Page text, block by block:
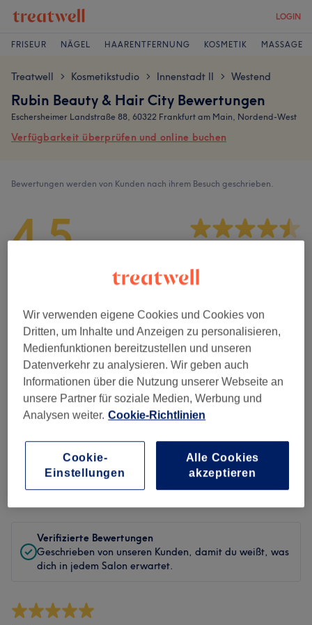
LOGIN
FRISEUR NÄGEL HAARENTFERNUNG KOSMETIK MASSAGE
Treatwell > Kosmetikstudio > Innenstadt II > Westend
Rubin Beauty & Hair City Bewertungen
Eschersheimer Landstraße 88, 60322 Frankfurt am Main, Nordend-West
Verfügbarkeit überprüfen und online buchen
Bewertungen werden von Kunden nach ihrem Besuch geschrieben.
4,5
Sauberkeit
Service
Bewertungen filtern
Behandlung Alle Bewertungen
Bewertung Nach Sternen filtern
Verifizierte Bewertungen
Geschrieben von unseren Kunden, damit du weißt, was
dich in jedem Salon erwartet.
Wir verwenden eigene Cookies und Cookies von
Dritten, um Inhalte und Anzeigen zu personalisieren,
Medienfunktionen bereitzustellen und unseren
Datenverkehr zu analysieren. Wir geben auch
Informationen über die Nutzung unserer Webseite an
unsere Partner für soziale Medien, Werbung und
Analysen weiter. Cookie-Richtlinien
Cookie-
Einstellungen
Alle Cookies
akzeptieren